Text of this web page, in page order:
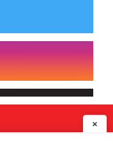
×